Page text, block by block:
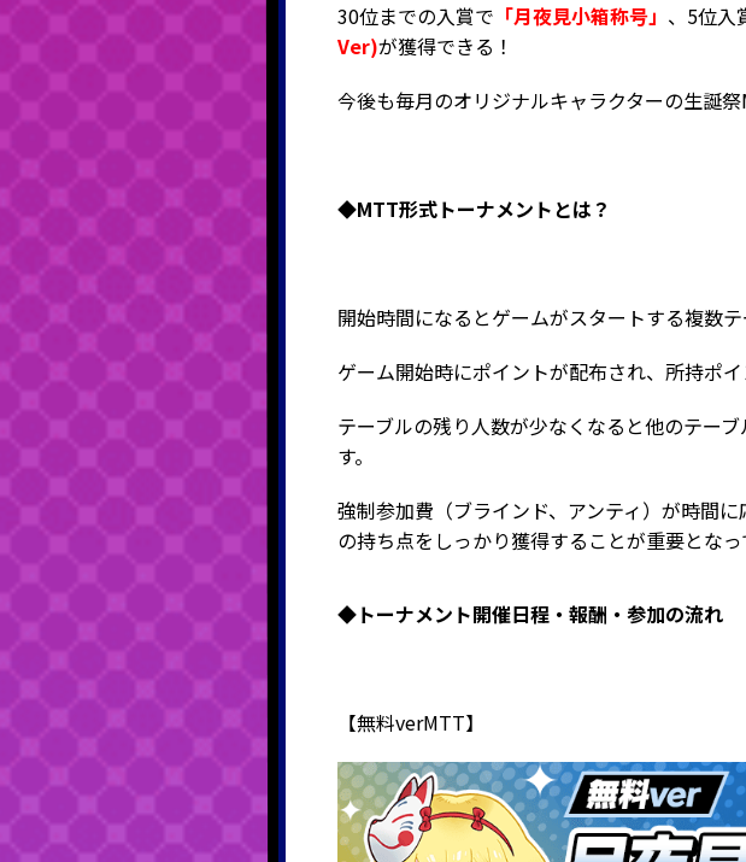
30位までの入賞で 「月夜見小箱称号」 、5位入
Ver)が獲得できる！
今後も毎月のオリジナルキャラクターの生誕
◆MTT形式トーナメントとは？
開始時間になるとゲームがスタートする複数
ゲーム開始時にポイントが配布され、所持ポ
テーブルの残り人数が少なくなると他のテー
す。
強制参加費（ブラインド、アンティ）が時間
の持ち点をしっかり獲得することが重要となっ
◆トーナメント開催日程・報酬・ 参加の流れ
【無料verMTT】